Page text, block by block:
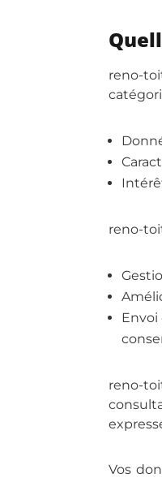
reno-
reno-
Envoi
reno-
Vos